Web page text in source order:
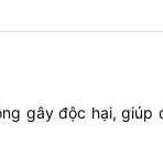
gây độc hại,